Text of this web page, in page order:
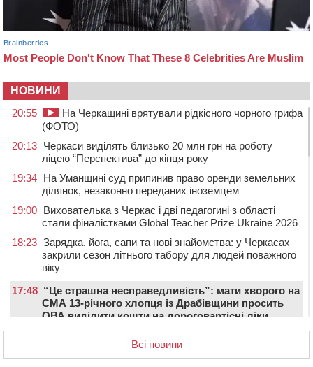
НОВИНИ
20:55
На Черкащині врятували рідкісного чорного грифа
(ФОТО)
20:13 Черкаси виділять близько 20 млн грн на роботу
ліцею “Перспектива” до кінця року
19:34 На Уманщині суд припинив право оренди земельних
ділянок, незаконно переданих іноземцем
19:00 Вихователька з Черкас і дві педагогині з області
стали фіналістками Global Teacher Prize Ukraine 2026
18:23 Зарядка, йога, сапи та нові знайомства: у Черкасах
закрили сезон літнього табору для людей поважного
віку
17:48 “Це страшна несправедливість”: мати хворого на
СМА 13-річного хлопця із Драбівщини просить
ОВА виділити кошти на дороговартісні ліки
На Уманщині судитимуть колишню очільницю відділу
освіти через закупівлю електрики за завищеною
Всі новини